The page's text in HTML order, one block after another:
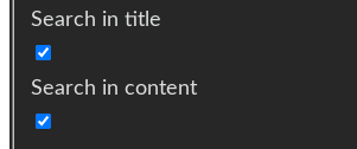
Search in title
Search in content